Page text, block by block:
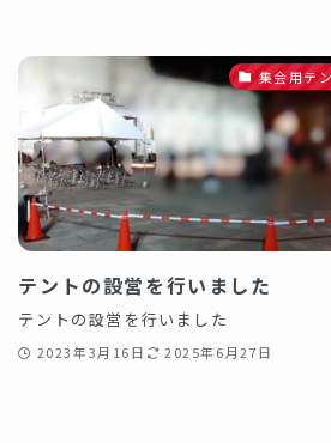
集会用テ
テントの設営を行いました️
テントの設営を行いました️
2023年3月16日 2025年6月27日